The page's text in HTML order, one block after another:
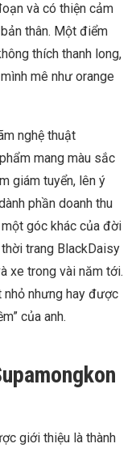
và có thiện cảm
thân. Một điểm
thích thanh long,
mê như orange
nghệ thuật
mang màu sắc
giám tuyển, lên ý
phần doanh thu
góc khác của đời
trang BlackDaisy
xe trong vài năm tới.
nhưng hay được
của anh.
giới thiệu là thành